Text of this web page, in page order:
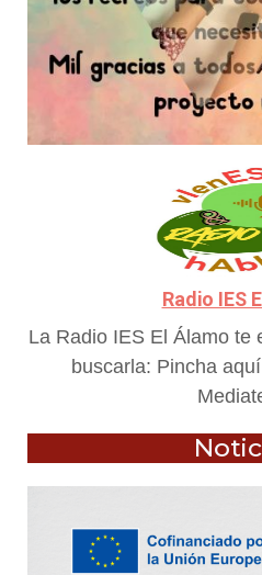
Radio IES
La Radio IES El Álamo te
buscarla: Pincha